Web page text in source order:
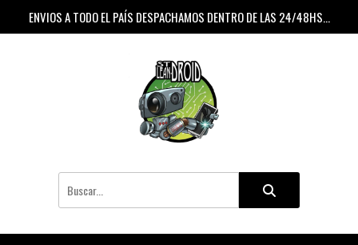
ENVIOS A TODO EL PAÍS DESPACHAMOS DENTRO DE LAS 24/48HS...